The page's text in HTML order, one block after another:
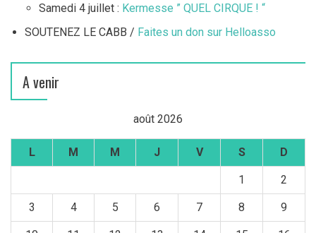
Samedi 4 juillet : Kermesse ” QUEL CIRQUE ! “
SOUTENEZ LE CABB / Faites un don sur Helloasso
A venir
août 2026
L M M J V S D
1 2
3 4 5 6 7 8 9